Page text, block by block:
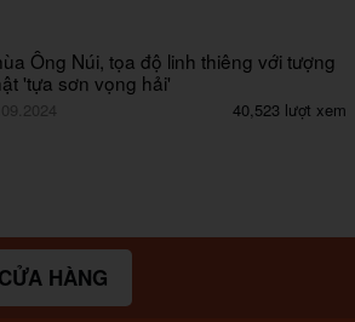
Ông Núi, tọa độ linh thiêng với tượng
'tựa sơn vọng hải'
40,523 lượt xem
HÀNG